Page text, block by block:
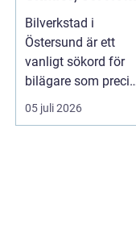
och smarta val
för din bil
Bilverkstad i
Östersund är ett
vanligt sökord för
bilägare som precis
f&ari...
05 juli 2026